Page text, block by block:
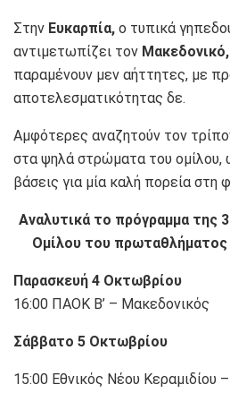
Στην Ευκαρπία, ο τυπικά
αντιμετωπίζει τον Μακεδονικό,
παραμένουν μεν αήττητες, με
αποτελεσματικότητας δε.
Αμφότερες αναζητούν τον
στα ψηλά στρώματα του ομίλου,
βάσεις για μία καλή πορεία στη
Αναλυτικά το πρόγραμμα της
Ομίλου του πρωταθλήματος
Παρασκευή 4 Οκτωβρίου
16:00 ΠΑΟΚ Β’ – Μακεδονικός
Σάββατο 5 Οκτωβρίου
15:00 Εθνικός Νέου Κεραμιδίου